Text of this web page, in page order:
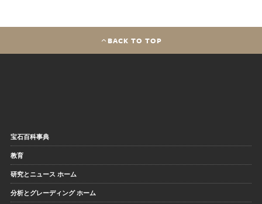
BACK TO TOP
宝石百科事典
教育
研究とニュース ホーム
分析とグレーディング ホーム